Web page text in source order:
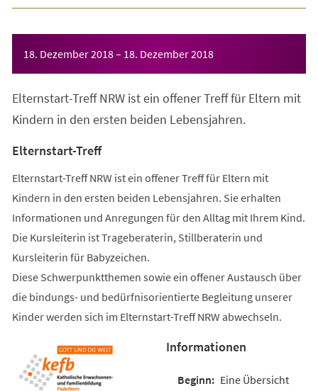
18. Dezember 2018– 18. Dezember 2018
Elternstart-Treff NRW ist ein offener Treff für Eltern mit
Kindern in den ersten beiden Lebensjahren.
Elternstart-Treff
Elternstart-Treff NRW ist ein offener Treff für Eltern mit
Kindern in den ersten beiden Lebensjahren. Sie erhalten
Informationen und Anregungen für den Alltag mit Ihrem Kind.
Die Kursleiterin ist Trageberaterin, Stillberaterin und
Kursleiterin für Babyzeichen.
Diese Schwerpunktthemen sowie ein offener Austausch über
die bindungs- und bedürfnisorientierte Begleitung unserer
Kinder werden sich im Elternstart-Treff NRW abwechseln.
Informationen
Eine Übersicht